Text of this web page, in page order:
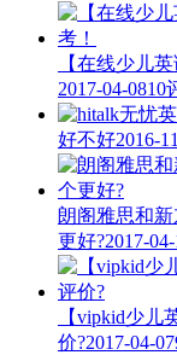
【在线少儿
2017-04-0810
好不好2016-
朗阁雅思和
更好?2017-
【vipkid少
价?2017-04-07